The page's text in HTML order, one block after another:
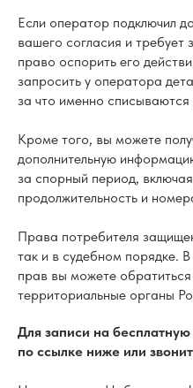
Если оператор подключил
вашего согласия и требует
право оспорить его
запросить у оператора
за что именно списываются
Кроме того, вы можете
дополнительную
за спорный период,
продолжительность и
Права потребителя
так и в судебном порядке.
прав вы можете
территориальные органы
Для записи на
по ссылке ниже или